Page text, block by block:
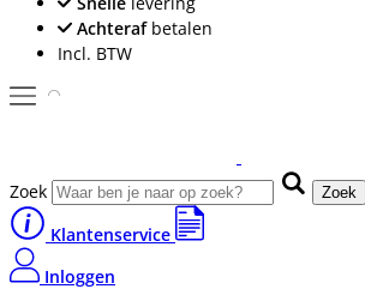
Achterafbetalen
Incl. BTW
Zoek Zoek
Klantenservice
Inloggen